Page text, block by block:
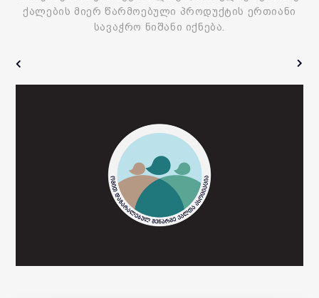
ქალების მიერ წარმოებული პროდუქტის ერთიანი
სავაჭრო ნიშანი იქნება.